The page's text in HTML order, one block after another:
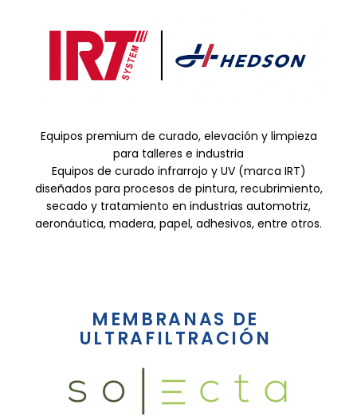
Equipos premium de curado, elevación y limpieza
para talleres e industria
Equipos de curado infrarrojo y UV (marca IRT)
diseñados para procesos de pintura, recubrimiento,
secado y tratamiento en industrias automotriz,
aeronáutica, madera, papel, adhesivos, entre otros.
MEMBRANAS DE
ULTRAFILTRACIÓN